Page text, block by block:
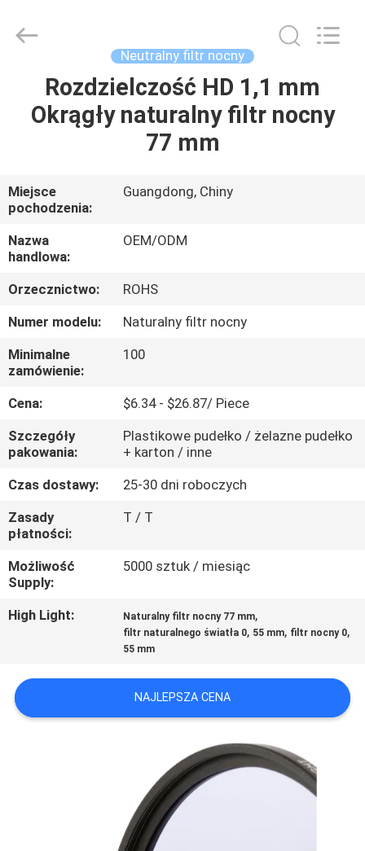
DOM
O
NAS
WYCIECZKA
PO
FABRYCE
KONTROLA
JAKOŚCI
SKONTAKTUJ
SIĘ
Z
NAMI
POPROSIĆ
O
SITEMAP
Technology
Ltd..
Neutralny filtr nocny
Rozdzielczość HD 1,1 mm
Okrągły naturalny filtr nocny
77 mm
Miejsce
pochodzenia:
Guangdong, Chiny
Nazwa
handlowa:
OEM/ODM
Orzecznictwo:
ROHS
Numer modelu:
Naturalny filtr nocny
Minimalne
zamówienie:
100
Cena:
$6.34 - $26.87/ Piece
Szczegóły
pakowania:
Plastikowe pudełko / żelazne pudełko
+ karton / inne
Czas dostawy:
25-30 dni roboczych
Zasady
płatności:
T / T
Możliwość
Supply:
5000 sztuk / miesiąc
High Light: Naturalny filtr nocny 77 mm,
filtr naturalnego światła 0, 55 mm, filtr nocny 0,
55 mm
NAJLEPSZA CENA